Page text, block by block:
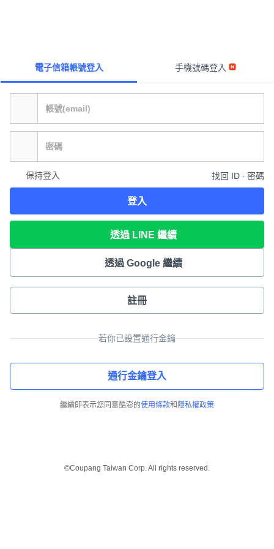
電子信箱帳號登入 手機號碼登入
保持登入 找回 ID ∙ 密碼
登入
透過 LINE 繼續
透過 Google 繼續
註冊
若你已設置通行金鑰
通行金鑰登入
繼續即表示您同意酷澎的使用條款和 隱私權政策
©Coupang Taiwan Corp. All rights reserved.